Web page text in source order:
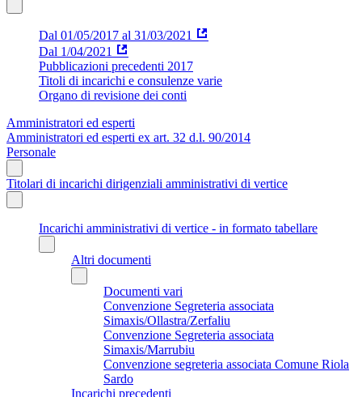
Dal 01/05/2017 al 31/03/2021
Dal 1/04/2021
Pubblicazioni precedenti 2017
Titoli di incarichi e consulenze varie
Organo di revisione dei conti
Amministratori ed esperti
Amministratori ed esperti ex art. 32 d.l. 90/2014
Personale
Titolari di incarichi dirigenziali amministrativi di vertice
Incarichi amministrativi di vertice - in formato tabellare
Altri documenti
Documenti vari
Convenzione Segreteria associata
Simaxis/Ollastra/Zerfaliu
Convenzione Segreteria associata
Simaxis/Marrubiu
Convenzione segreteria associata Comune Riola
Sardo
Incarichi precedenti